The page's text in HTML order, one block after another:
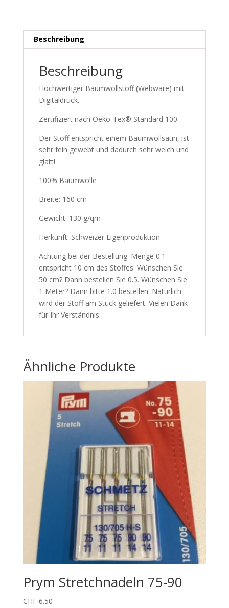
Beschreibung
Beschreibung
Hochwertiger Baumwollstoff (Webware) mit
Digitaldruck.
Zertifiziert nach Oeko-Tex® Standard 100
Der Stoff entspricht einem Baumwollsatin, ist
sehr fein gewebt und dadurch sehr weich und
glatt!
100% Baumwolle
Breite: 160 cm
Gewicht: 130 g/qm
Herkunft: Schweizer Eigenproduktion
Achtung bei der Bestellung: Menge 0.1
entspricht 10 cm des Stoffes. Wünschen Sie
50 cm? Dann bestellen Sie 0.5. Wünschen Sie
1 Meter? Dann bitte 1.0 bestellen. Natürlich
wird der Stoff am Stück geliefert. Vielen Dank
für Ihr Verständnis.
Ähnliche Produkte
Prym Stretchnadeln 75-90
CHF6.50